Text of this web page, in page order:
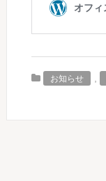
お知らせ